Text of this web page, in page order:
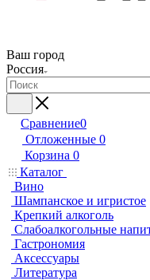
Ваш город
Россия
Сравнение0
Отложенные 0
Корзина 0
Каталог
Вино
Шампанское и игристое
Крепкий алкоголь
Слабоалкогольные
Гастрономия
Аксессуары
Литература